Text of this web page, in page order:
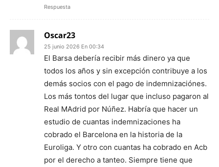
Respuesta
Oscar23
25 junio 2026 En 00:34
El Barsa debería recibir más dinero ya que
todos los años y sin excepción contribuye a los
demás socios con el pago de indemnizaciónes.
Los más tontos del lugar que incluso pagaron al
Real MAdrid por Núñez. Habría que hacer un
estudio de cuantas indemnizaciones ha
cobrado el Barcelona en la historia de la
Euroliga. Y otro con cuantas ha cobrado en Acb
por el derecho a tanteo. Siempre tiene que